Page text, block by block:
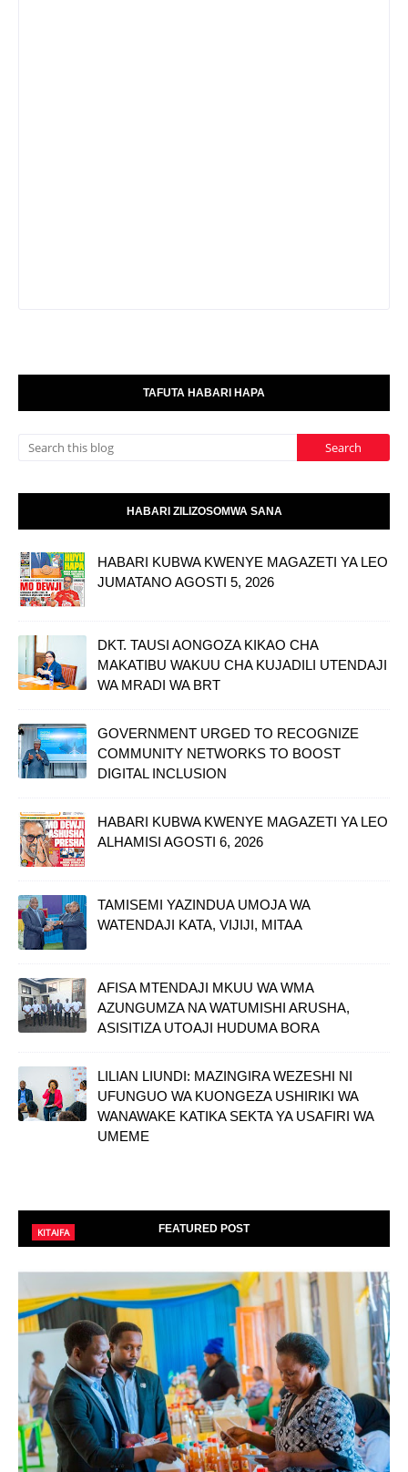
TAFUTA HABARI HAPA
HABARI ZILIZOSOMWA SANA
HABARI KUBWA KWENYE MAGAZETI YA LEO
JUMATANO AGOSTI 5, 2026
DKT. TAUSI AONGOZA KIKAO CHA
MAKATIBU WAKUU CHA KUJADILI UTENDAJI
WA MRADI WA BRT
GOVERNMENT URGED TO RECOGNIZE
COMMUNITY NETWORKS TO BOOST
DIGITAL INCLUSION
HABARI KUBWA KWENYE MAGAZETI YA LEO
ALHAMISI AGOSTI 6, 2026
TAMISEMI YAZINDUA UMOJA WA
WATENDAJI KATA, VIJIJI, MITAA
AFISA MTENDAJI MKUU WA WMA
AZUNGUMZA NA WATUMISHI ARUSHA,
ASISITIZA UTOAJI HUDUMA BORA
LILIAN LIUNDI: MAZINGIRA WEZESHI NI
UFUNGUO WA KUONGEZA USHIRIKI WA
WANAWAKE KATIKA SEKTA YA USAFIRI WA
UMEME
FEATURED POST
KITAIFA